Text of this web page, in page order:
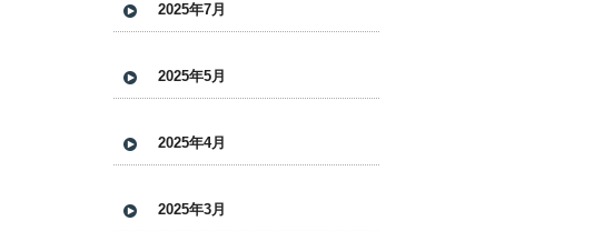
2025年7月
2025年5月
2025年4月
2025年3月